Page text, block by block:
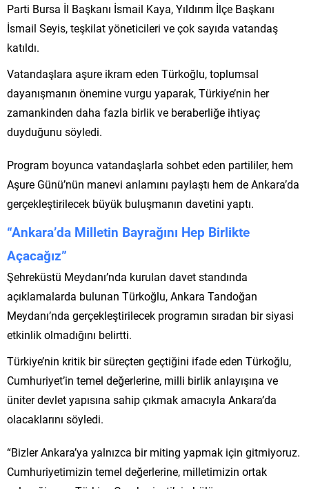
Parti Bursa İl Başkanı İsmail Kaya, Yıldırım İlçe Başkanı
İsmail Seyis, teşkilat yöneticileri ve çok sayıda vatandaş
katıldı.
Vatandaşlara aşure ikram eden Türkoğlu, toplumsal
dayanışmanın önemine vurgu yaparak, Türkiye’nin her
zamankinden daha fazla birlik ve beraberliğe ihtiyaç
duyduğunu söyledi.
Program boyunca vatandaşlarla sohbet eden partililer, hem
Aşure Günü’nün manevi anlamını paylaştı hem de Ankara’da
gerçekleştirilecek büyük buluşmanın davetini yaptı.
“Ankara’da Milletin Bayrağını Hep Birlikte
Açacağız”
Şehreküstü Meydanı’nda kurulan davet standında
açıklamalarda bulunan Türkoğlu, Ankara Tandoğan
Meydanı’nda gerçekleştirilecek programın sıradan bir siyasi
etkinlik olmadığını belirtti.
Türkiye’nin kritik bir süreçten geçtiğini ifade eden Türkoğlu,
Cumhuriyet’in temel değerlerine, milli birlik anlayışına ve
üniter devlet yapısına sahip çıkmak amacıyla Ankara’da
olacaklarını söyledi.
“Bizler Ankara’ya yalnızca bir miting yapmak için gitmiyoruz.
Cumhuriyetimizin temel değerlerine, milletimizin ortak